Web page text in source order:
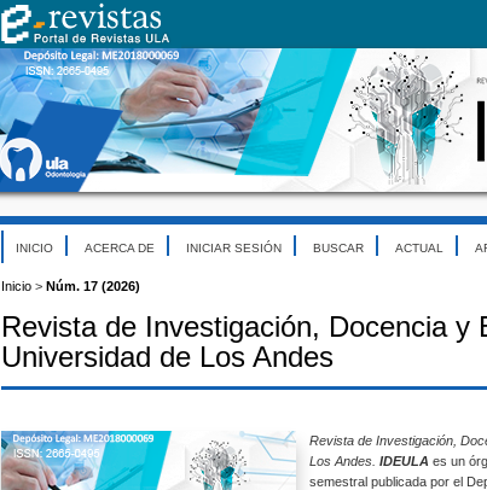
INICIO ACERCA DE INICIAR SESIÓN BUSCAR ACTUAL
Inicio > Núm. 17 (2026)
Revista de Investigación, Docencia y
Universidad de Los Andes
Revista de Investigación,
Los Andes.IDEULA es un
semestral publicada por el